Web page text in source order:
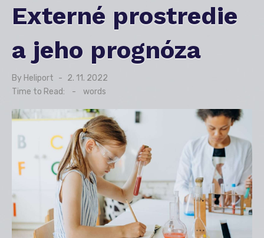
Externé prostredie
a jeho prognóza
By Heliport
Posted
2. 11. 2022
Time to Read:
- words